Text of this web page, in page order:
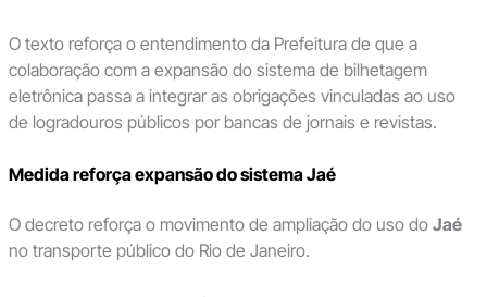
O texto reforça o entendimento da Prefeitura de que a
colaboração com a expansão do sistema de bilhetagem
eletrônica passa a integrar as obrigações vinculadas ao uso
de logradouros públicos por bancas de jornais e revistas.
Medida reforça expansão do sistema Jaé
O decreto reforça o movimento de ampliação do uso do Jaé
no transporte público do Rio de Janeiro.